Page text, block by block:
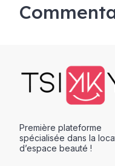
Première plateforme
spécialisée dans la
d’espace beauté !